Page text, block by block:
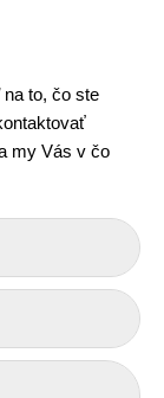
to, čo ste
my Vás v čo